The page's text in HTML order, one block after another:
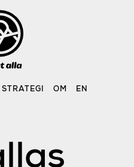
STRATEGI OM EN